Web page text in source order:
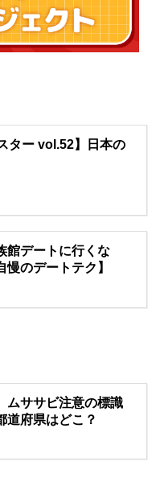
ター vol.52】日本の
館デートに行くな
慢のデートテク】
ムササビ注意の標識
道府県はどこ？